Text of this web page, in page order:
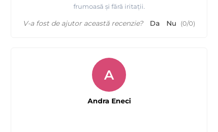
frumoasă și fără iritații.
V-a fost de ajutor această recenzie? Da Nu (0/0)
A
Andra Eneci